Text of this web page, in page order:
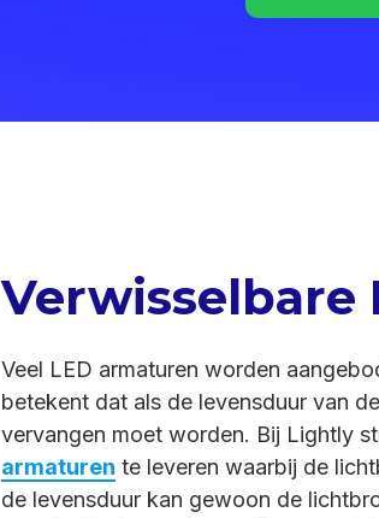
Verwisselbare
Veel LED armaturen worden
betekent dat als de levensduur van
vervangen moet worden. Bij Lightly
armaturen te leveren waarbij de
de levensduur kan gewoon de